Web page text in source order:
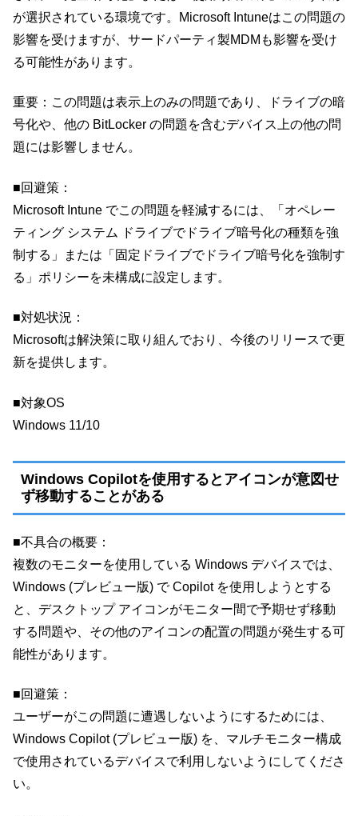
が選択されている環境です。Microsoft Intuneはこの問題の
影響を受けますが、サードパーティ製MDMも影響を受け
る可能性があります。
重要：この問題は表示上のみの問題であり、ドライブの暗
号化や、他の BitLocker の問題を含むデバイス上の他の問
題には影響しません。
■回避策：
Microsoft Intune でこの問題を軽減するには、「オペレー
ティング システム ドライブでドライブ暗号化の種類を強
制する」または「固定ドライブでドライブ暗号化を強制す
る」ポリシーを未構成に設定します。
■対処状況：
Microsoftは解決策に取り組んでおり、今後のリリースで更
新を提供します。
■対象OS
Windows 11/10
Windows Copilotを使用するとアイコンが意図せ
ず移動することがある
■不具合の概要：
複数のモニターを使用している Windows デバイスでは、
Windows (プレビュー版) で Copilot を使用しようとする
と、デスクトップ アイコンがモニター間で予期せず移動
する問題や、その他のアイコンの配置の問題が発生する可
能性があります。
■回避策：
ユーザーがこの問題に遭遇しないようにするためには、
Windows Copilot (プレビュー版) を、マルチモニター構成
で使用されているデバイスで利用しないようにしてくださ
い。